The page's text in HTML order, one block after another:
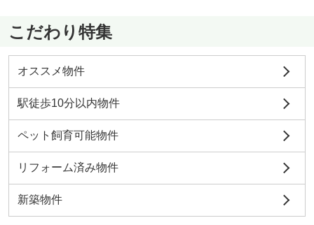
こだわり特集
オススメ物件
駅徒歩10分以内物件
ペット飼育可能物件
リフォーム済み物件
新築物件